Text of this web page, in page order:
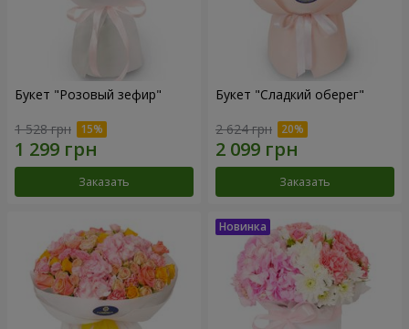
Букет "Розовый зефир"
1 528 грн
Заказать
Букет "Сладкий оберег"
2 624 грн
Заказать